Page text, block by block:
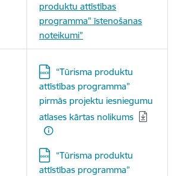
produktu attīstības
programma" īstenošanas
noteikumi”
Lejupielādēt:
“Tūrisma produktu
attīstības programma”
pirmās projektu iesniegumu
atlases kārtas nolikums
Lejupielādēt:
“Tūrisma produktu
attīstības programma”